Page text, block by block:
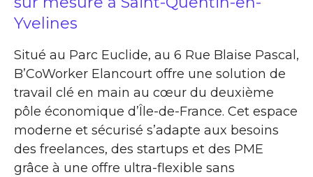
Yvelines
Situé au Parc Euclide, au 6 Rue Blaise Pascal,
B’CoWorker Elancourt offre une solution de
travail clé en main au cœur du deuxième
pôle économique d’Île-de-France. Cet espace
moderne et sécurisé s’adapte aux besoins
des freelances, des startups et des PME
grâce à une offre ultra-flexible sans